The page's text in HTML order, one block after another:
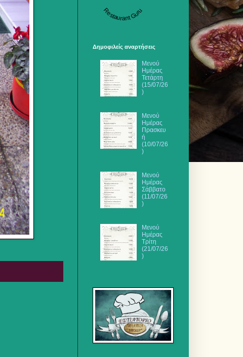
Restaurant Guru
Δημοφιλείς αναρτήσεις
Μενού
Ημέρας
Τετάρτη
(15/07/26
)
Μενού
Ημέρας
Πρασκευ
ή
(10/07/26
)
Μενού
Ημέρας
Σάββατο
(11/07/26
)
Μενού
Ημέρας
Τρίτη
(21/07/26
)